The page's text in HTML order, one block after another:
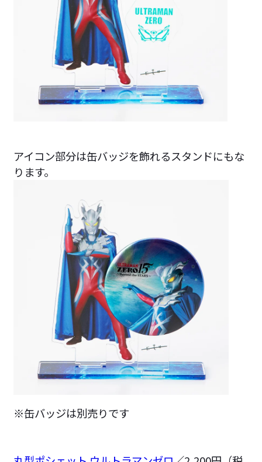
アイコン部分は缶バッジを飾れるスタンドにもな
ります。
※缶バッジは別売りです